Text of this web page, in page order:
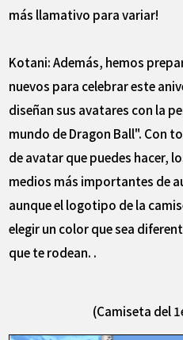
más llamativo para variar!
Kotani: Además, hemos
nuevos para celebrar este
diseñan sus avatares con la
mundo de Dragon Ball". Con
de avatar que puedes hacer,
medios más importantes de
aunque el logotipo de la
elegir un color que sea
que te rodean. .
(Camiseta del